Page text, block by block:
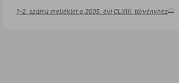
1–2. számú melléklet a 2005. évi CLXIII. törvényhez 22